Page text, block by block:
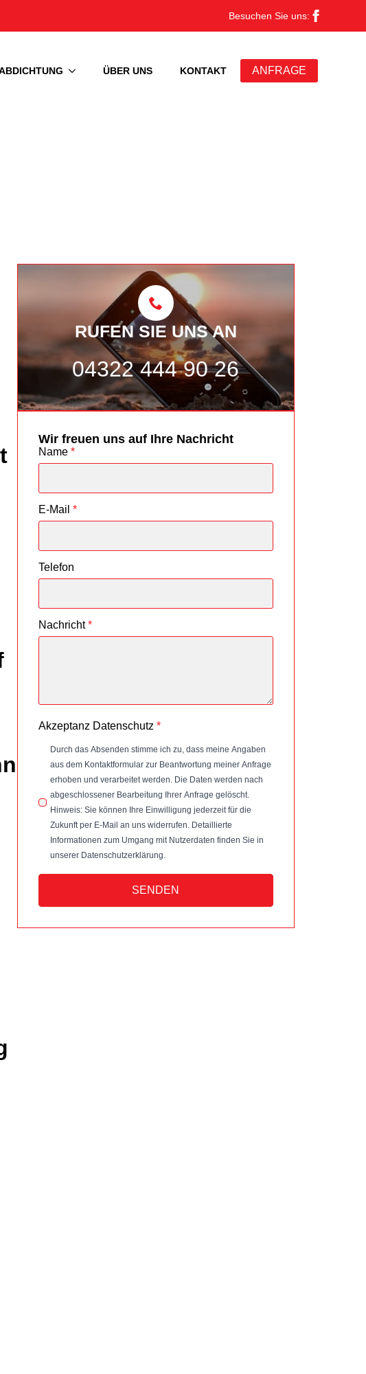
Besuchen Sie uns:
ÜBER UNS KONTAKT ANFRAGE
RUFEN SIE UNS AN
04322 444 90 26
Wir freuen uns auf Ihre Nachricht
Name *
E-Mail *
Telefon
Nachricht *
Akzeptanz Datenschutz *
Durch das Absenden stimme ich zu, dass meine Angaben
aus dem Kontaktformular zur Beantwortung meiner Anfrage
erhoben und verarbeitet werden. Die Daten werden nach
abgeschlossener Bearbeitung Ihrer Anfrage gelöscht.
Hinweis: Sie können Ihre Einwilligung jederzeit für die
Zukunft per E-Mail an uns widerrufen. Detaillierte
Informationen zum Umgang mit Nutzerdaten finden Sie in
unserer Datenschutzerklärung.
SENDEN